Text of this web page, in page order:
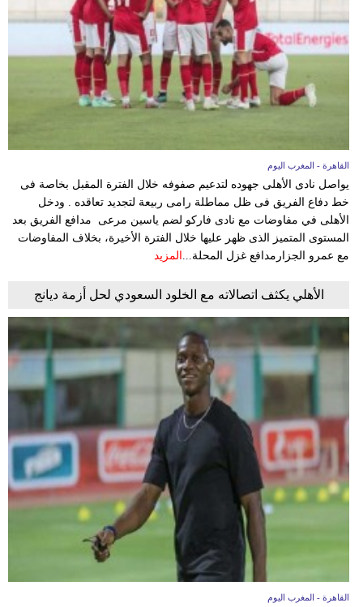
القاهرة - المغرب اليوم
يواصل نادى الأهلى جهوده لتدعيم صفوفه خلال الفترة المقبل بخاصة فى
خط دفاع الفريق فى ظل مماطلة رامى ربيعة لتجديد تعاقده . ودخل
الأهلى في مفاوضات مع نادى فاركو لضم ياسين مرعى مدافع الفريق بعد
المستوى المتميز الذى ظهر عليها خلال الفترة الأخيرة، بخلاف المفاوضات
مع عمرو الجزارمدافع غزل المحلة... المزيد
الأهلي يكثف اتصالاته مع الخلود السعودي لحل أزمة ديانج
القاهرة - المغرب اليوم